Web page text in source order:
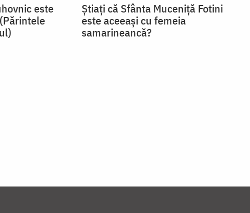
este
Știați că Sfânta Muceniță Fotini
este aceeași cu femeia
samarineancă?